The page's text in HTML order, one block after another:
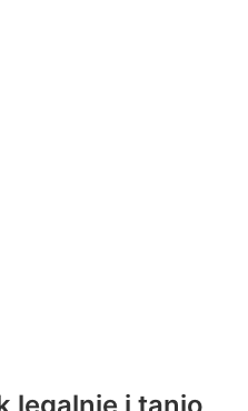
legalnie i tanio